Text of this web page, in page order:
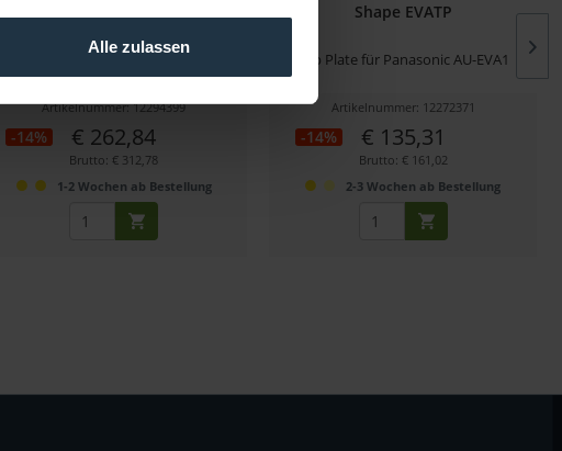
Alle zulassen
15mm Base Rod-System für Sony FX6
Artikelnummer: 12294399
-14% € 262,84
Brutto: € 312,78
1-2 Wochen ab Bestellung
Shape EVATP
Top Plate für Panasonic AU-EVA1
Artikelnummer: 12272371
-14% € 135,31
Brutto: € 161,02
2-3 Wochen ab Bestellung